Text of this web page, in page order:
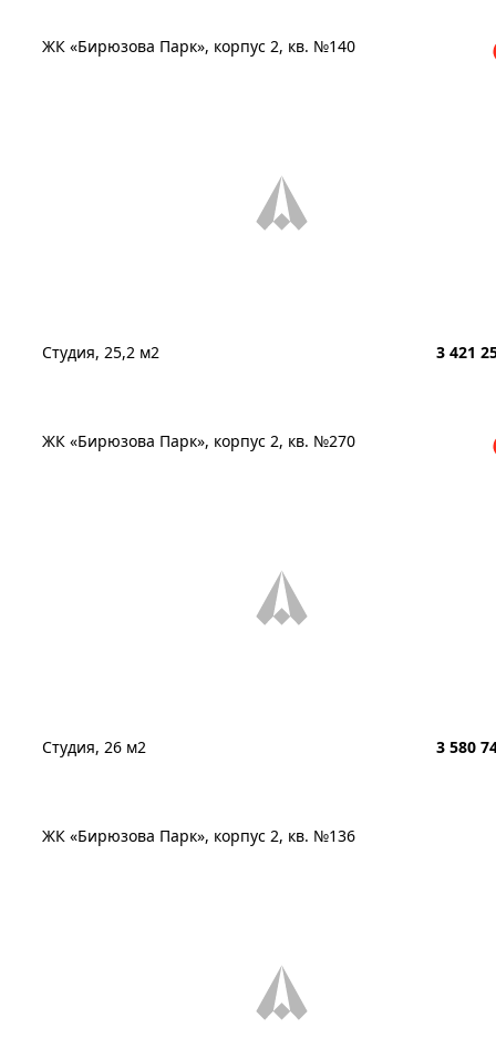
ЖК «Бирюзова Парк», корпус 2, кв. №140
Студия, 25,2 м2 3 421
ЖК «Бирюзова Парк», корпус 2, кв. №270
Студия, 26 м2 3 580
ЖК «Бирюзова Парк», корпус 2, кв. №136